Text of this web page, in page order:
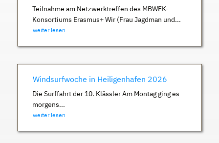
Teilnahme am Netzwerktreffen des MBWFK-
Konsortiums Erasmus+ Wir (Frau Jagdman und...
weiter lesen
Windsurfwoche in Heiligenhafen 2026
Die Surffahrt der 10. Klässler Am Montag ging es
morgens...
weiter lesen